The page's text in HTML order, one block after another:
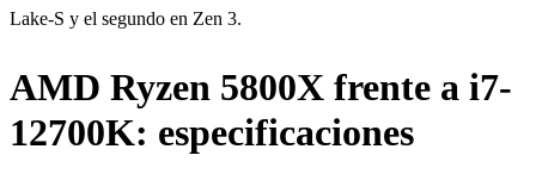
Lake-S y el segundo en Zen 3.
AMD Ryzen 5800X frente a i7-
12700K: especificaciones